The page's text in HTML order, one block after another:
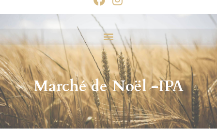
Marché de Noël -IPA